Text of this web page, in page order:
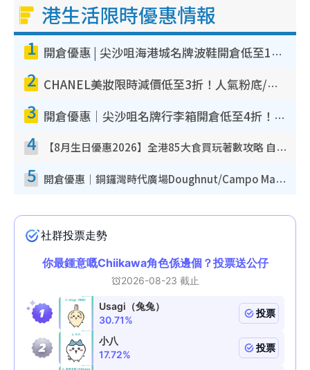
港生活限時優惠情報
1 開倉優惠 | 尖沙咀海港城名牌波鞋開倉低至1折！On鞋$899起／Joy&Peace鞋履$98起
2 CHANEL美妝限時減價低至3折！人氣粉底/唇膏/精華液低至$275！COCO香水都有平
3 開倉優惠｜尖沙咀名牌行李箱開倉低至4折！一連5日 American Tourister/ace./Hallmark $200起！
4 【8月生日優惠2026】全港85大食買玩著數攻略 自助餐/火鍋放題同行免費＋誠品/DONKI送現金券
5 開倉優惠｜銅鑼灣時代廣場Doughnut/Campo Marzio開倉低至1折！背囊、書包、手袋劈價$200起